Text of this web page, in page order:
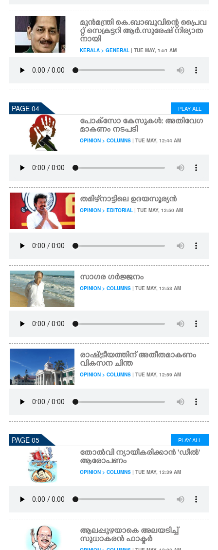
മുൻമന്ത്രി കെ.ബാബുവിന്റെ പ്രൈവ
റ്റ് സെക്രട്ടറി ആർ.സുരേഷ് നിര്യാത
നായി
KERALA > GENERAL | TUE MAY, 1:51 AM
PAGE 04 PLAY ALL
പോക്സോ കേസുകൾ: അതിവേഗ
മാകണം നടപടി
OPINION > COLUMNS | TUE MAY, 12:44 AM
തമിഴ്‌നാട്ടിലെ ഉദയസൂര്യൻ
OPINION > EDITORIAL | TUE MAY, 12:50 AM
സാഗര ഗർജ്ജനം
OPINION > COLUMNS | TUE MAY, 12:53 AM
രാഷ്ട്രീയത്തിന് അതീതമാകണം
വികസന ചിന്ത
OPINION > COLUMNS | TUE MAY, 12:59 AM
PAGE 05 PLAY ALL
തോൽവി ന്യായീകരിക്കാൻ ‌'ഡീൽ'
ആരോപണം
OPINION > COLUMNS | TUE MAY, 12:39 AM
ആലപ്പുഴയാകെ അലയടിച്ച്
സുധാകരൻ ഫാക്ടർ